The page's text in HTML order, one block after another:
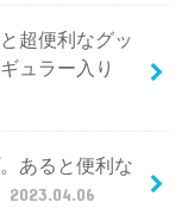
超便利なグッ
ュラー入り
あると便利な
2023.04.06